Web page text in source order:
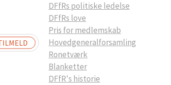
DFfRs politiske ledelse
DFfRs love
Pris for medlemskab
Hovedgeneralforsamling
Ronetværk
Blanketter
DFfR's historie